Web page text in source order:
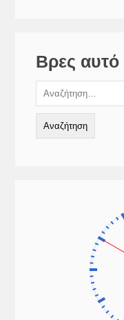
Βρες αυτό
Αναζήτηση
για: